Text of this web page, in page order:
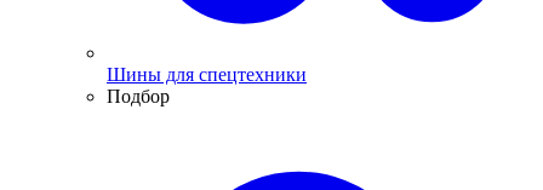
Шины для спецтехники
Подбор